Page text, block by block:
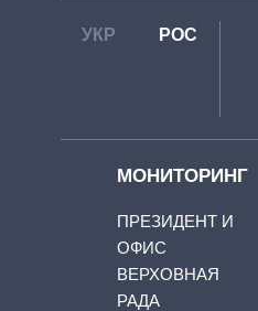
УКР РОС
МОНИТОРИНГ
ПРЕЗИДЕНТ И
ОФИС
ВЕРХОВНАЯ
РАДА